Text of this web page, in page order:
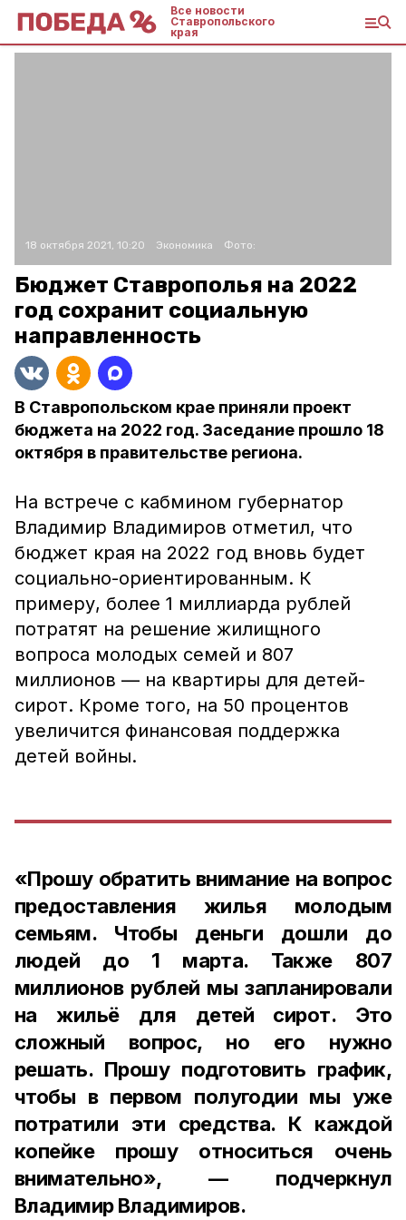
Все новости
Ставропольского
края
18 октября 2021, 10:20 Экономика Фото:
Бюджет Ставрополья на 2022
год сохранит социальную
направленность
В Ставропольском крае приняли проект
бюджета на 2022 год. Заседание прошло 18
октября в правительстве региона.
На встрече с кабмином губернатор
Владимир Владимиров отметил, что
бюджет края на 2022 год вновь будет
социально-ориентированным. К
примеру, более 1 миллиарда рублей
потратят на решение жилищного
вопроса молодых семей и 807
миллионов — на квартиры для детей-
сирот. Кроме того, на 50 процентов
увеличится финансовая поддержка
детей войны.
«Прошу обратить внимание на вопрос
предоставления жилья молодым
семьям. Чтобы деньги дошли до
людей до 1 марта. Также 807
миллионов рублей мы запланировали
на жильё для детей сирот. Это
сложный вопрос, но его нужно
решать. Прошу подготовить график,
чтобы в первом полугодии мы уже
потратили эти средства. К каждой
копейке прошу относиться очень
внимательно», — подчеркнул
Владимир Владимиров.